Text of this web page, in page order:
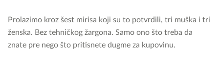
Prolazimo kroz šest mirisa koji su to potvrdili, tri muška i tri
ženska. Bez tehničkog žargona. Samo ono što treba da
znate pre nego što pritisnete dugme za kupovinu.